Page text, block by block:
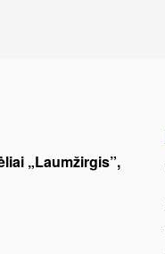
„Laumžirgis”,